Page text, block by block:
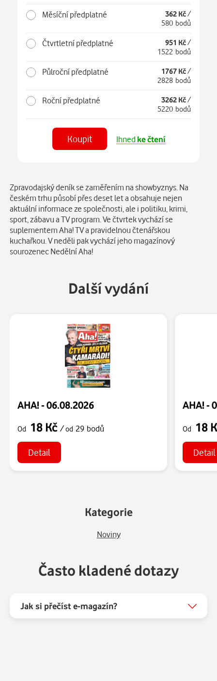
Měsíční předplatné 362 Kč/
580 bodů
Čtvrtletní předplatné 951 Kč/
1522 bodů
Půlroční předplatné 1767 Kč/
2828 bodů
Roční předplatné 3262 Kč/
5220 bodů
Koupit Ihned ke čtení
Popis
Zpravodajský deník se zaměřením na showbyznys. Na
českém trhu působí přes deset let a obsahuje nejen
aktuální informace ze společnosti, ale i politiku, krimi,
sport, zábavu a TV program. Ve čtvrtek vychází se
suplementem Aha! TV a pravidelnou čtenářskou
kuchařkou. V neděli pak vychází jeho magazínový
sourozenec Nedělní Aha!
Další vydání
AHA! - 06.08.2026
Od 18 Kč /od 29 bodů
Detail
AHA! -
Od 18
Detail
Kategorie
Noviny
Často kladené dotazy
Jak si přečíst e-magazín?